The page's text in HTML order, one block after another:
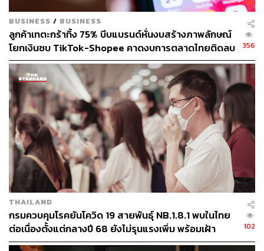
BUSINESS / BUSINESS
ลูกค้าเทตะกร้าทิ้ง 75% บีบแบรนด์หั่นงบสร้างภาพลักษณ์
โยกเงินซบ TikTok-Shopee คาดงบการตลาดไทยติดลบ
ครั้งแรกในรอบ 14 ปี
356
THAILAND
กรมควบคุมโรคยันโควิด 19 สายพันธุ์ NB.1.8.1 พบในไทย
ต่อเนื่องตั้งแต่กลางปี 68 ยังไม่รุนแรงเพิ่ม พร้อมเฝ้า
ระวัง-ติดตามใกล้ชิด
102